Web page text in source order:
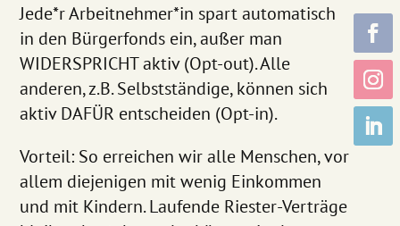
Jede*r Arbeitnehmer*in spart automatisch
in den Bürgerfonds ein, außer man
WIDERSPRICHT aktiv (Opt-out). Alle
anderen, z.B. Selbstständige, können sich
aktiv DAFÜR entscheiden (Opt-in).
Vorteil: So erreichen wir alle Menschen, vor
allem diejenigen mit wenig Einkommen
und mit Kindern. Laufende Riester-Verträge